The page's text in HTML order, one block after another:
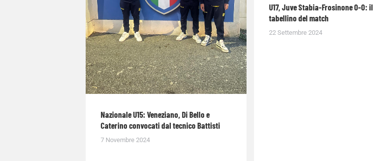
Nazionale U15: Veneziano, Di Bello e
Caterino convocati dal tecnico Battisti
7 Novembre 2024
U17, Juve Stabia-Frosinone 0-0: il
tabellino del match
22 Settembre 2024